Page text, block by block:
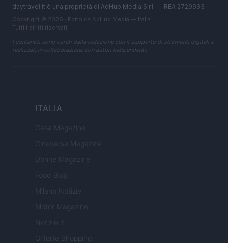
daytravel.it è una proprietà di AdHub Media S.r.l. — REA 2729933
Copyright © 2026 · Edito da AdHub Media — Italia
Tutti i diritti riservati
I contenuti sono curati dalla redazione con il supporto di strumenti digitali e
realizzati in collaborazione con autori indipendenti.
ITALIA
Casa Magazine
Cineverse Magazine
Donne Magazine
Food Blog
Milano Notizie
Motor Magazine
Notizie.it
Offerte Shopping